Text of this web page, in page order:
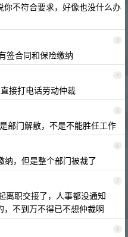
不符合要求，好像也没什么办
3
签合同和保险缴纳
4
接打电话劳动仲裁
5
部门解散，不是不能胜任工作
6
纳，但是整个部门被裁了
7
离职交接了，人事都没通知
不到万不得已不想仲裁啊
8